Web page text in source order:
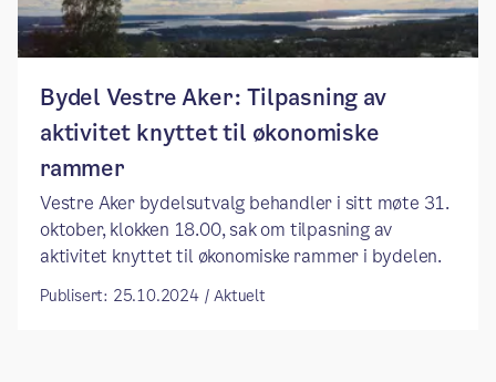
Bydel Vestre Aker: Tilpasning av
aktivitet knyttet til økonomiske
rammer
Vestre Aker bydelsutvalg behandler i sitt møte 31.
oktober, klokken 18.00, sak om tilpasning av
aktivitet knyttet til økonomiske rammer i bydelen.
Publisert: 25.10.2024 / Aktuelt